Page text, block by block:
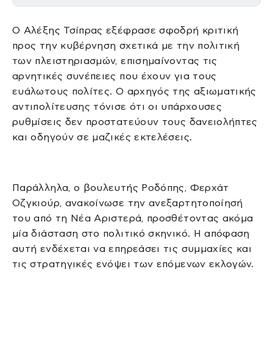
Ο Αλέξης Τσίπρας εξέφρασε σφοδρή κριτική
προς την κυβέρνηση σχετικά με την πολιτική
των πλειστηριασμών, επισημαίνοντας τις
αρνητικές συνέπειες που έχουν για τους
ευάλωτους πολίτες. Ο αρχηγός της αξιωματικής
αντιπολίτευσης τόνισε ότι οι υπάρχουσες
ρυθμίσεις δεν προστατεύουν τους δανειολήπτες
και οδηγούν σε μαζικές εκτελέσεις.
Παράλληλα, ο βουλευτής Ροδόπης, Φερχάτ
Οζγκιούρ, ανακοίνωσε την ανεξαρτητοποίησή
του από τη Νέα Αριστερά, προσθέτοντας ακόμα
μία διάσταση στο πολιτικό σκηνικό. Η απόφαση
αυτή ενδέχεται να επηρεάσει τις συμμαχίες και
τις στρατηγικές ενόψει των επόμενων εκλογών.